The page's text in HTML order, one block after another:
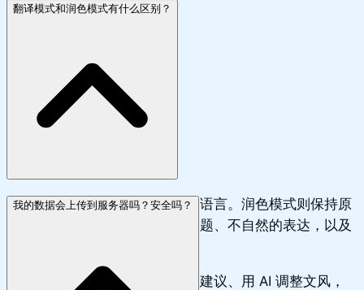
翻译模式和润色模式有什么区别？
翻译模式会把文字转换成另一种语言。润色模式则保持原
来的语言，检查错别字、语法问题、不自然的表达，以及
在润色模式中，你可以查看修改建议、用 AI 调整文风，
我的数据会上传到服务器吗？安全吗？